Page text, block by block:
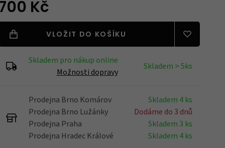
Držáky na kola
Kč
VLOŽIT DO KOŠÍKU
Skladem pro nákup online
Možnosti dopravy
Skladem > 5ks
Prodejna Brno Komárov
Skladem 4 ks
Prodejna Brno Lužánky
Dodáme do 3 dnů
Prodejna Praha
Skladem 3 ks
Prodejna Hradec Králové
Skladem 4 ks